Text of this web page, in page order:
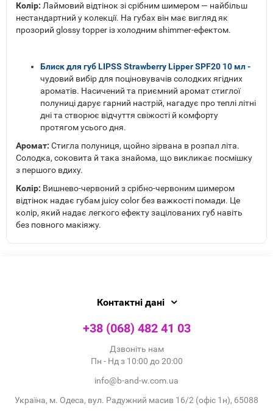
Колір: Лаймовий відтінок зі срібним шимером — найбільш
нестандартний у колекції. На губах він має вигляд як
прозорий glossy topper із холодним shimmer-ефектом.
Блиск для губ LIPSS Strawberry Lipper SPF20 10 мл -
чудовий вибір для поціновувачів солодких ягідних
ароматів. Насичений та приємний аромат стиглої
полуниці дарує гарний настрій, нагадує про теплі літні
дні та створює відчуття свіжості й комфорту
протягом усього дня.
Аромат: Стигла полуниця, щойно зірвана в розпал літа.
Солодка, соковита й така знайома, що викликає посмішку
з першого вдиху.
Колір: Вишнево-червоний з срібно-червоним шимером
відтінок надає губам juicy color без важкості помади. Це
колір, який надає легкого ефекту зацілованих губ навіть
без повного макіяжу.
Контактні дані
+38 (068) 482 41 03
Дзвоніть нам
Пн - Нд з 10:00 до 20:00
info@b-and-w.com.ua
Україна, м. Одеса, вул. Радужний масив 16/2 (офіс 1н), 65088